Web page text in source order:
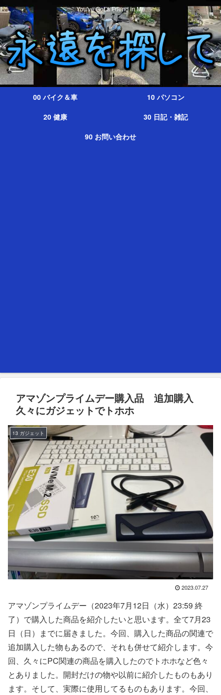
You've Got a Friend in Me
00 バイク＆車
10 パソコン
20 健康
30 日記・雑記
90 お問い合わせ
アマゾンプライムデー購入品 追加購入
久々にガジェットでトホホ
13 ガジェット
2023.07.27
アマゾンプライムデー（2023年7月12日（水）23:59 終
了）で購入した商品を紹介したいと思います。全て7月23
日（日）までに届きました。今回、購入した商品の関連で
追加購入した物もあるので、それも併せて紹介します。今
回、久々にPC関連の商品を購入したのでトホホなど色々
とありました。開封だけの物や以前に紹介したものもあり
ます。そして、実際に使用してるものもあります。今回、